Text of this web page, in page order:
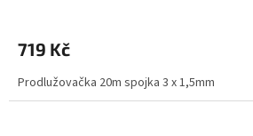
719 Kč
Prodlužovačka 20m spojka 3 x 1,5mm